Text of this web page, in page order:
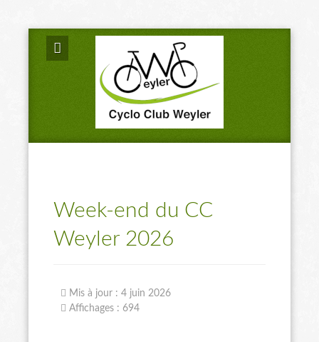
Week-end du CC
Weyler 2026
Mis à jour : 4 juin 2026
Affichages : 694